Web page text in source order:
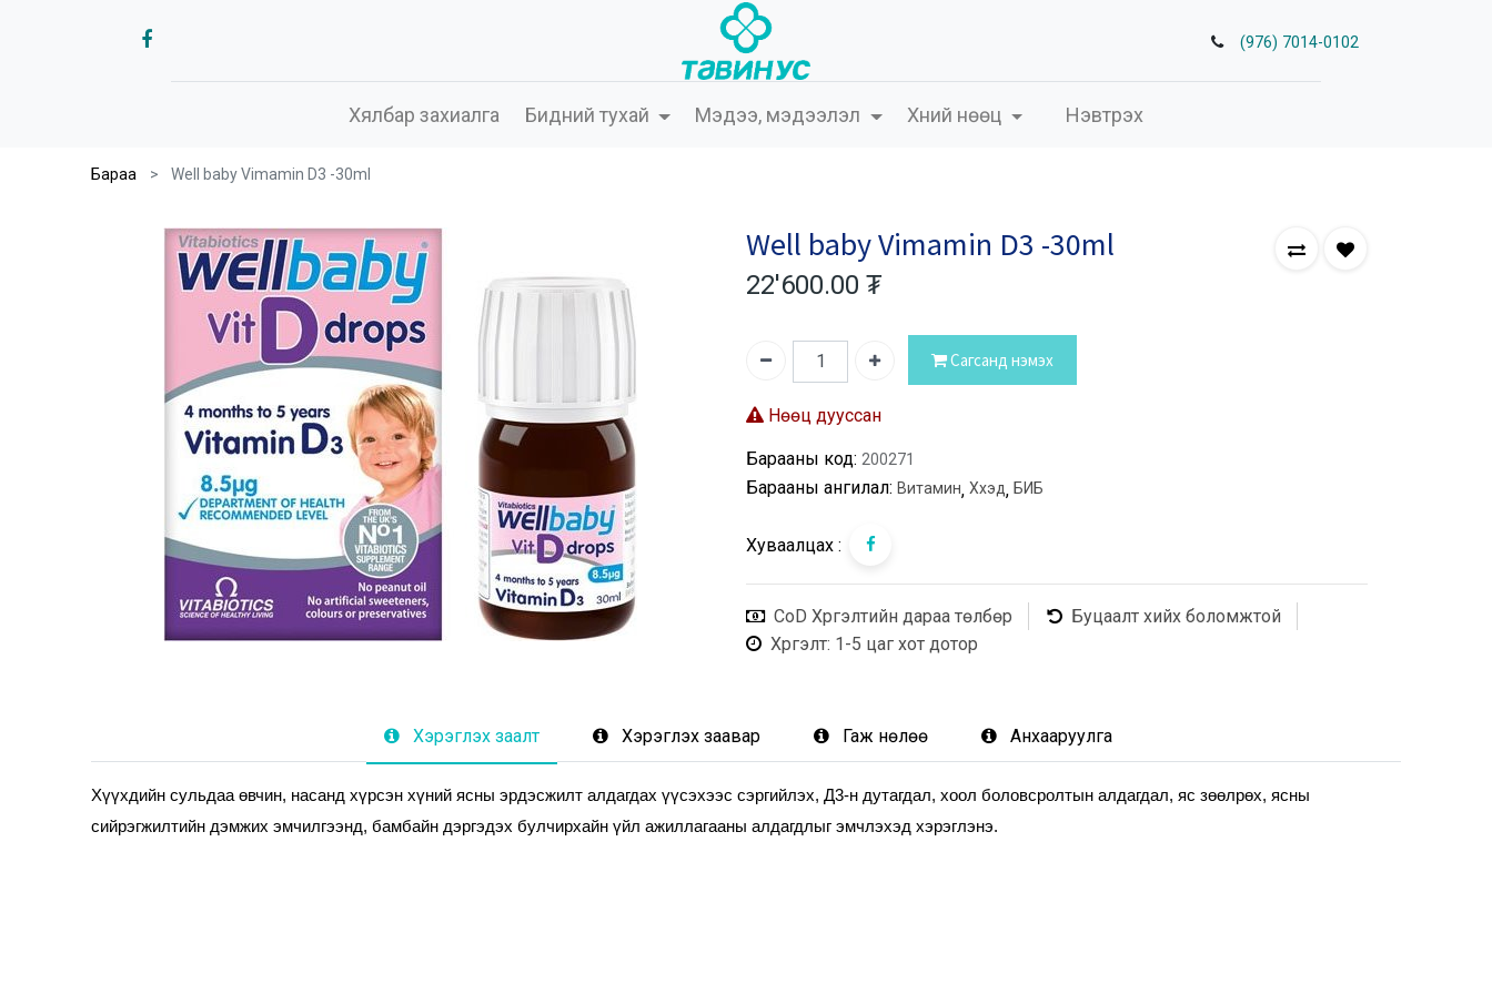
(976) 7014-0102
Хялбар захиалга Бидний тухай Мэдээ, мэдээлэл Хүний нөөц Нэвтрэх
Бараа Well baby Vimamin D3 -30ml
Well baby Vimamin D3 -30ml
22'600.00 ₮
Сагсанд нэмэх
Нөөц дууссан
Барааны код: 200271
Барааны ангилал: Витамин, Хүүхэд, БИБ
Хуваалцах :
CoD Хүргэлтийн дараа төлбөр
Буцаалт хийх боломжтой
Хүргэлт: 1-5 цаг хот дотор
Хэрэглэх заалт Хэрэглэх заавар Гаж нөлөө Анхааруулга
Хүүхдийн сульдаа өвчин, насанд хүрсэн хүний ясны эрдэсжилт алдагдах үүсэхээс сэргийлэх, Д3-н дутагдал, хоол боловсролтын алдагдал, яс зөөлрөх, ясны
сийрэгжилтийн дэмжих эмчилгээнд, бамбайн дэргэдэх булчирхайн үйл ажиллагааны алдагдлыг эмчлэхэд хэрэглэнэ.